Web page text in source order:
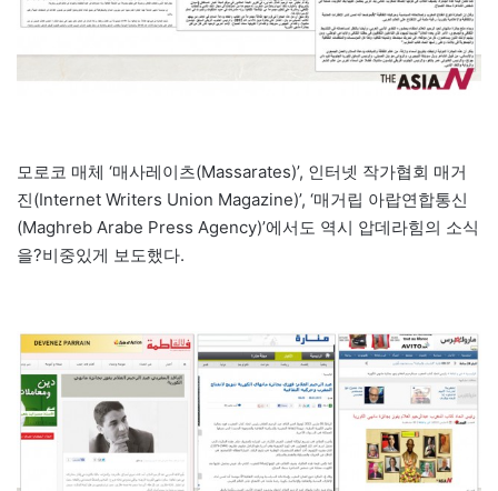
모로코 매체 ‘매사레이츠(Massarates)’, 인터넷 작가협회 매거
진(Internet Writers Union Magazine)’, ‘매거립 아랍연합통신
(Maghreb Arabe Press Agency)’에서도 역시 압데라힘의 소식
을?비중있게 보도했다.